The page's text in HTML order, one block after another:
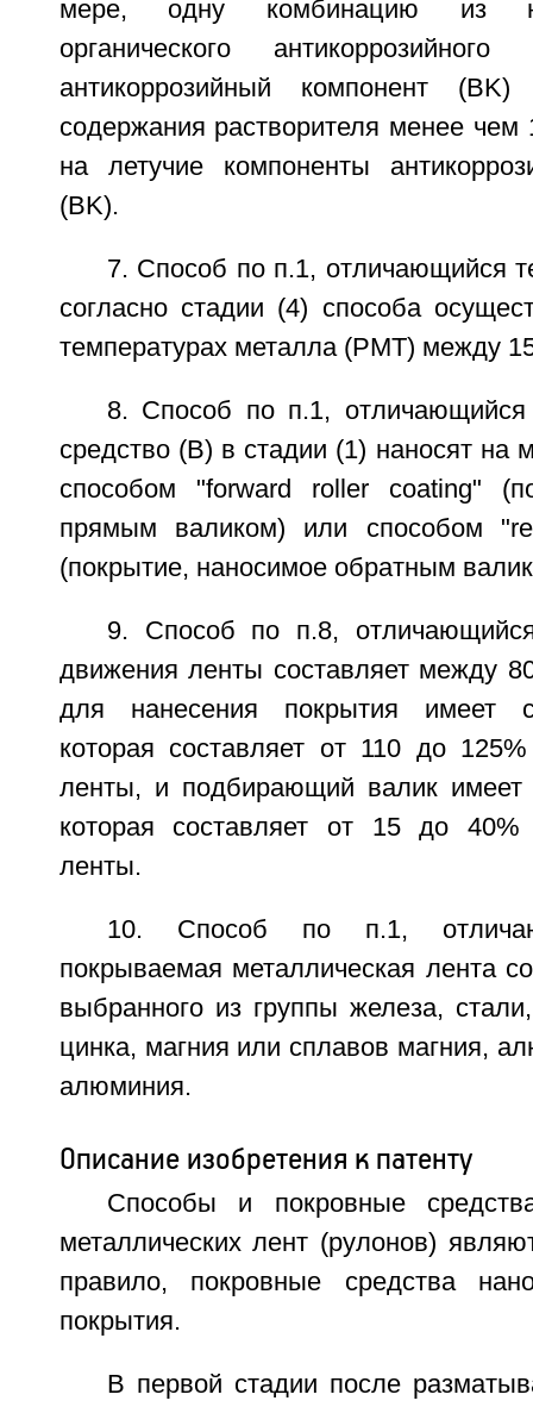
мере, одну комбинацию из
органического
антикоррозийный компонент
содержания растворителя менее чем
на летучие компоненты
(ВK).
7. Способ по п.1, отличающийся
согласно стадии (4) способа
температурах металла (РМТ) между
8. Способ по п.1, отличающийся
средство (В) в стадии (1) наносят на
способом "forward roller coating"
прямым валиком) или способом
(покрытие, наносимое обратным
9. Способ по п.8,
движения ленты составляет между
для нанесения покрытия имеет
которая составляет от 110 до
ленты, и подбирающий валик имеет
которая составляет от 15 до 40%
ленты.
10. Способ по п.1,
покрываемая металлическая лента
выбранного из группы железа,
цинка, магния или сплавов магния,
алюминия.
Описание изобретения к патенту
Способы и покровные
металлических лент (рулонов)
правило, покровные средства
покрытия.
В первой стадии после